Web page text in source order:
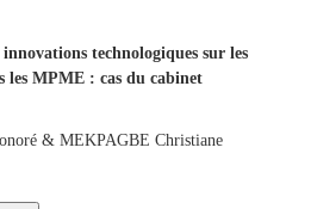
technologiques sur les
les MPME : cas du cabinet
& MEKPAGBE Christiane